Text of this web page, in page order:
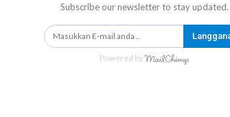
Subscribe our newsletter to stay updated.
Powered by